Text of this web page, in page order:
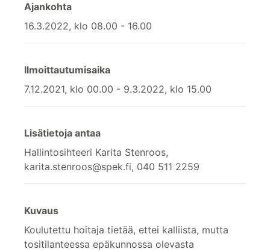
Ajankohta
16.3.2022, klo 08.00 - 16.00
Ilmoittautumisaika
7.12.2021, klo 00.00 - 9.3.2022, klo 15.00
Lisätietoja antaa
Hallintosihteeri Karita Stenroos,
karita.stenroos@spek.fi, 040 511 2259
Kuvaus
Koulutettu hoitaja tietää, ettei kalliista, mutta
tositilanteessa epäkunnossa olevasta